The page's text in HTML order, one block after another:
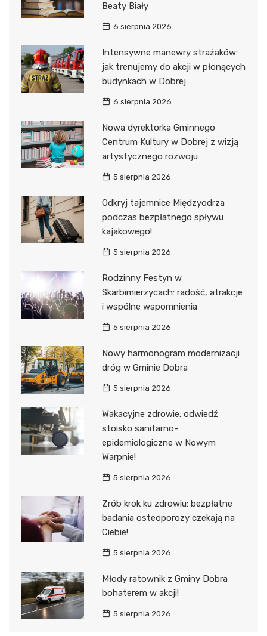
Beaty Biały
6 sierpnia 2026
Intensywne manewry strażaków:
jak trenujemy do akcji w płonących
budynkach w Dobrej
6 sierpnia 2026
Nowa dyrektorka Gminnego
Centrum Kultury w Dobrej z wizją
artystycznego rozwoju
5 sierpnia 2026
Odkryj tajemnice Międzyodrza
podczas bezpłatnego spływu
kajakowego!
5 sierpnia 2026
Rodzinny Festyn w
Skarbimierzycach: radość, atrakcje
i wspólne wspomnienia
5 sierpnia 2026
Nowy harmonogram modernizacji
dróg w Gminie Dobra
5 sierpnia 2026
Wakacyjne zdrowie: odwiedź
stoisko sanitarno-
epidemiologiczne w Nowym
Warpnie!
5 sierpnia 2026
Zrób krok ku zdrowiu: bezpłatne
badania osteoporozy czekają na
Ciebie!
5 sierpnia 2026
Młody ratownik z Gminy Dobra
bohaterem w akcji!
5 sierpnia 2026